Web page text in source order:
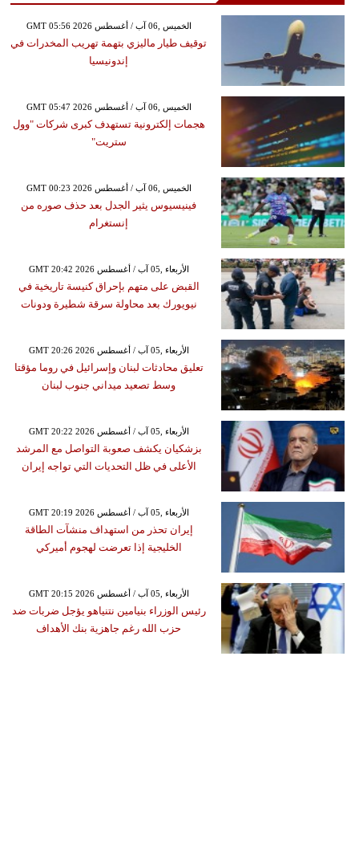
GMT 05:56 2026 الخميس ,06 آب / أغسطس
توقيف طيار ماليزي بتهمة تهريب المخدرات في
إندونيسيا
GMT 05:47 2026 الخميس ,06 آب / أغسطس
هجمات إلكترونية تستهدف كبرى شركات "وول
ستريت"
GMT 00:23 2026 الخميس ,06 آب / أغسطس
فينيسيوس يثير الجدل بعد حذف صوره من
إنستغرام
GMT 20:42 2026 الأربعاء ,05 آب / أغسطس
القبض على متهم بإحراق كنيسة تاريخية في
نيويورك بعد محاولة سرقة شطيرة ودونات
GMT 20:26 2026 الأربعاء ,05 آب / أغسطس
تعليق محادثات لبنان وإسرائيل في روما مؤقتا
وسط تصعيد ميداني جنوب لبنان
GMT 20:22 2026 الأربعاء ,05 آب / أغسطس
بزشكيان يكشف صعوبة التواصل مع المرشد
الأعلى في ظل التحديات التي تواجه إيران
GMT 20:19 2026 الأربعاء ,05 آب / أغسطس
إيران تحذر من استهداف منشآت الطاقة
الخليجية إذا تعرضت لهجوم أميركي
GMT 20:15 2026 الأربعاء ,05 آب / أغسطس
رئيس الوزراء بنيامين نتنياهو يؤجل ضربات ضد
حزب الله رغم جاهزية بنك الأهداف